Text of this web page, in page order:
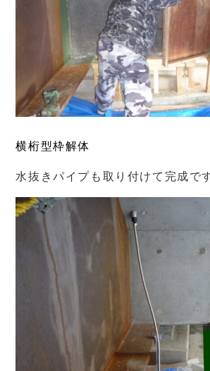
横桁型枠解体
水抜きパイプも取り付けて完成で